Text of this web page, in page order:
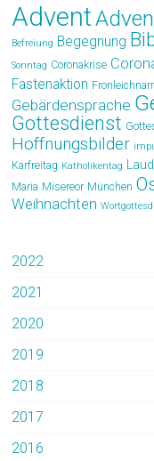
Advent
Befreiung Begegnung
Sonntag Coronakrise
Fastenaktion
Gebärdensprache
Gottesdienst
Hoffnungsbilder
Karfreitag Katholikentag
Maria Misereor München
Weihnachten
2022
2021
2020
2019
2018
2017
2016